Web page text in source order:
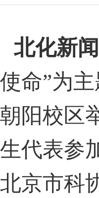
北化新
使命”为
朝阳校区
生代表参
北京市科